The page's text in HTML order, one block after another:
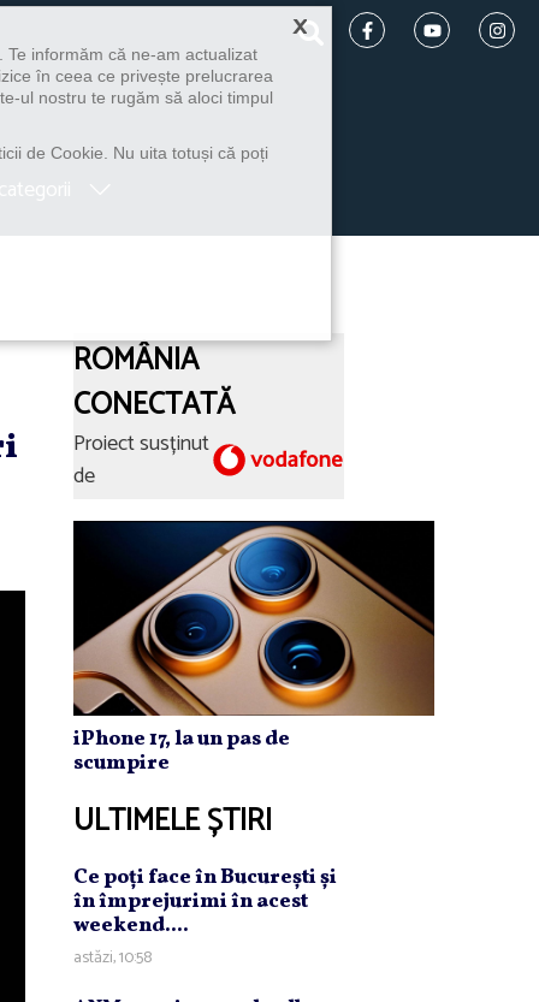
ROMÂNIA
CONECTATĂ
Proiect susținut
de
iPhone 17, la un pas de
scumpire
ULTIMELE ȘTIRI
Ce poţi face în Bucureşti şi
în împrejurimi în acest
weekend....
astăzi, 10:58
×
informăm că ne-am actualizat
în ceea ce privește prelucrarea
ul nostru te rugăm să aloci timpul
de Cookie. Nu uita totuși că poți